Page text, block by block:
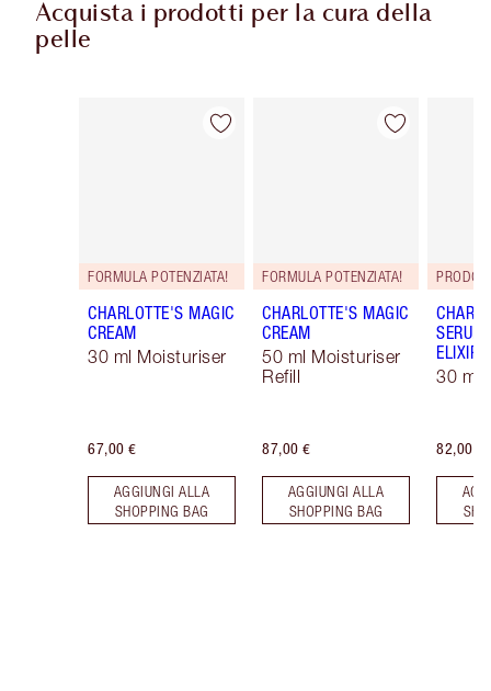
Acquista i prodotti per la cura della
pelle
Articolo 1 di 114
FORMULA POTENZIATA!
CHARLOTTE'S MAGIC
CREAM
30 ml Moisturiser
67,00 €
AGGIUNGI ALLA
SHOPPING BAG
Articolo 2 di 114
FORMULA POTENZIATA!
CHARLOTTE'S MAGIC
CREAM
50 ml Moisturiser
Refill
87,00 €
AGGIUNGI ALLA
SHOPPING BAG
SERUM
ELIXIR
30 ml
82,00 €